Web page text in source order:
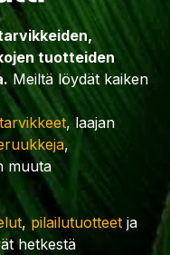
tuotteiden
Meiltä löydät kaiken
, laajan
,
muuta
,pilailutuotteet ja
hetkestä